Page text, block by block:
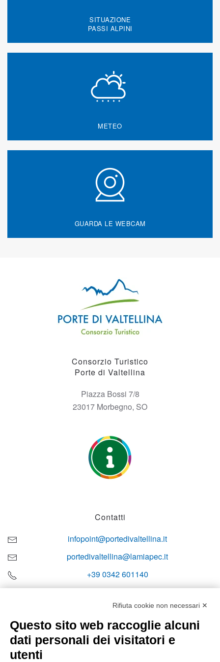
SITUAZIONE
PASSI ALPINI
METEO
GUARDA LE WEBCAM
Consorzio Turistico
Porte di Valtellina
Piazza Bossi 7/8
23017 Morbegno, SO
Contatti
infopoint@portedivaltellina.it
portedivaltellina@lamiapec.it
+39 0342 601140
Orari di apertura
Rifiuta cookie non necessari ✕
Questo sito web raccoglie alcuni
dati personali dei visitatori e
utenti